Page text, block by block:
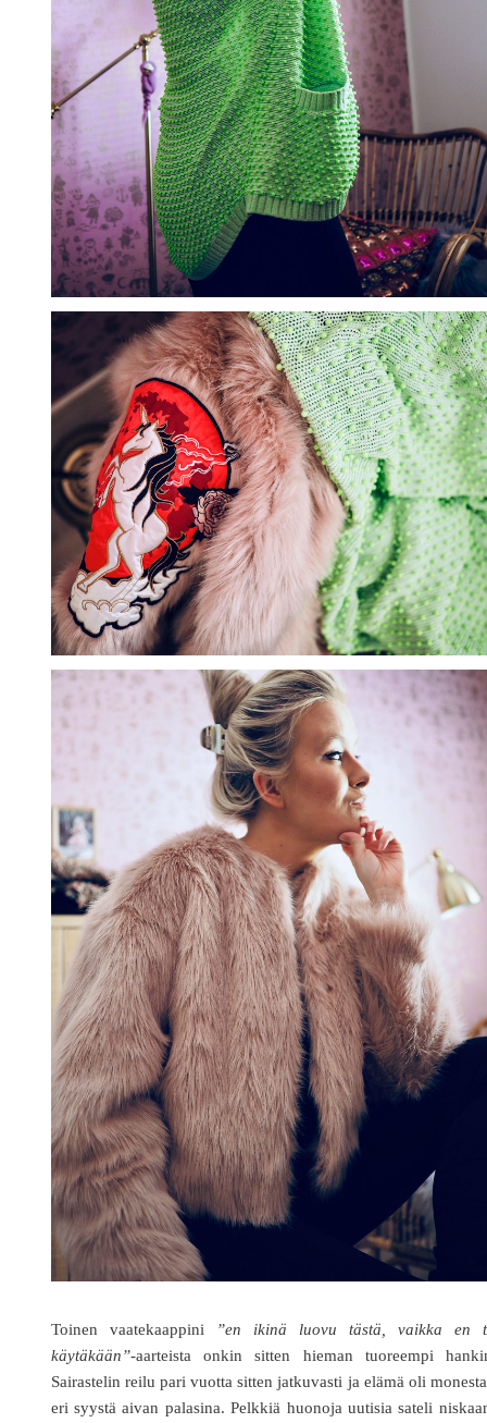
Toinen vaatekaappini
”en ikinä luovu tästä, vaikka en
käytäkään”-aarteista onkin sitten hieman tuoreempi
Sairastelin reilu pari vuotta sitten jatkuvasti ja elämä oli
eri syystä aivan palasina. Pelkkiä huonoja uutisia sateli